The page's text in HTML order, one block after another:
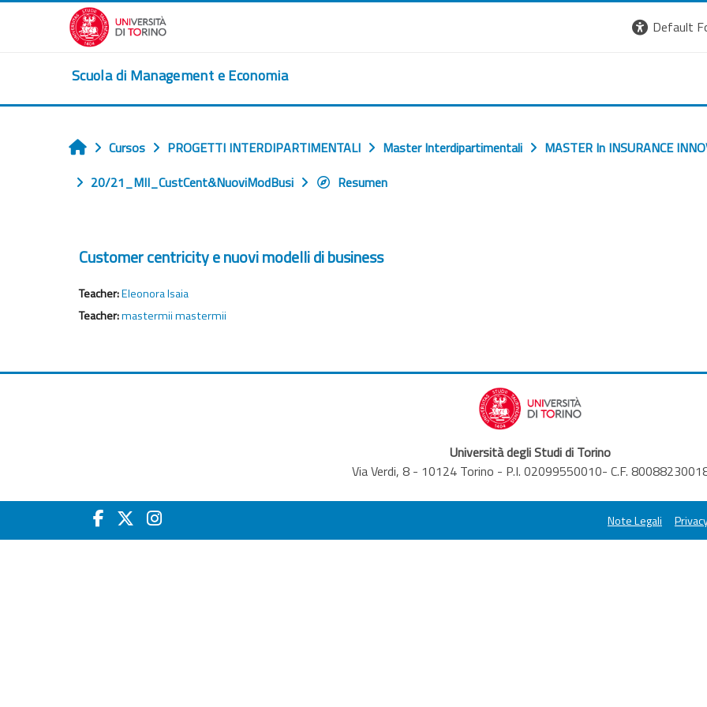
Salta al contenido principal
Default
Scuola di Management e Economia
Inicio
Cursos PROGETTI INTERDIPARTIMENTALI Master Interdipartimentali MASTER In INSURANCE
20/21_MII_CustCent&NuoviModBusi
Resumen
Customer centricity e nuovi modelli di business
Teacher:Eleonora Isaia
Teacher:mastermii mastermii
Università degli Studi di Torino
Via Verdi, 8 - 10124 Torino - P.I. 02099550010- C.F.
Note Legali